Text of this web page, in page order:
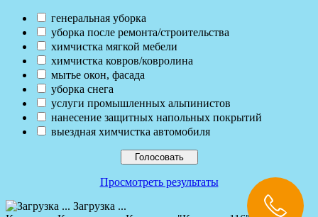
генеральная уборка
уборка после ремонта/строительства
химчистка мягкой мебели
химчистка ковров/ковролина
мытье окон, фасада
уборка снега
услуги промышленных альпинистов
нанесение защитных напольных покрытий
выездная химчистка автомобиля
Просмотреть результаты
Загрузка ...